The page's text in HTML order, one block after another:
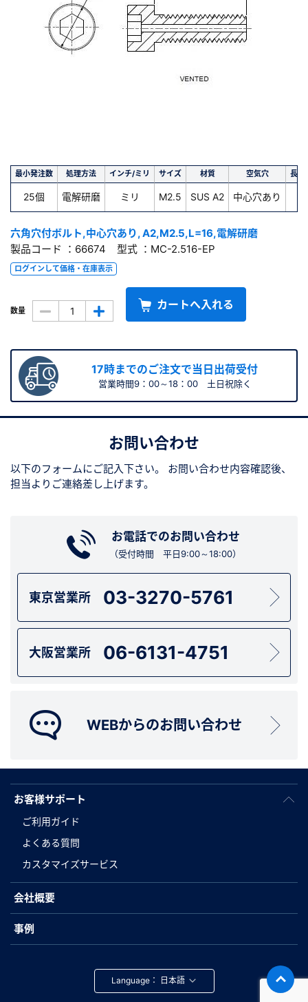
最小発注数 処理方法 インチ/ミリ サイズ 材質 空気穴 長
25個 電解研磨 ミリ M2.5 SUS A2 中心穴あり
六角穴付ボルト,中心穴あり, A2,M2.5,L=16,電解研磨
製品コード ：66674 型式 ：MC-2.516-EP
ログインして価格・在庫表示
数量 カートへ入れる
17時までのご注文で当日出荷受付
営業時間9：00～18：00 土日祝除く
お問い合わせ
以下のフォームにご記入下さい。
お問い合わせ内容確認後、
担当よりご連絡差し上げます。
お電話でのお問い合わせ
（受付時間 平日9:00～18:00）
東京営業所 03-3270-5761
大阪営業所 06-6131-4751
WEBからのお問い合わせ
お客様サポート
ご利用ガイド
よくある質問
カスタマイズサービス
会社概要
事例
Language：